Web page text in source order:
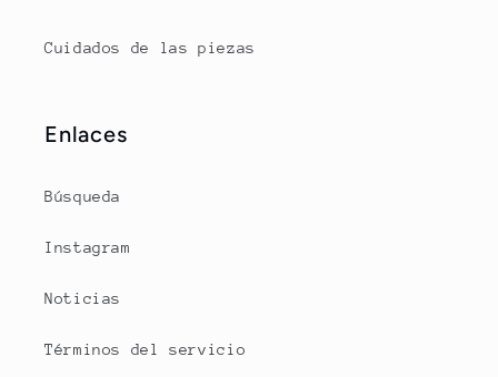
Cuidados de las piezas
Enlaces
Búsqueda
Instagram
Noticias
Términos del servicio